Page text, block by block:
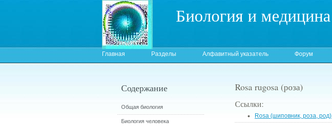
Биология и медицина
Главная Разделы Алфавитный указатель Форум
Rosa rugosa (роза)
Ссылки:
Rosa (шиповник, роза, род)
Содержание
Общая биология
Биология человека